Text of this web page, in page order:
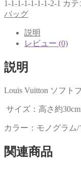
ト
ブ
ケ
ー
ビ
ジ
ネ
ス
ッ
グ
1-1-1-1-1-1-1-2-1 カテ
バッグ
説明
レビュー (0)
説明
Louis Vuitton ソフト
サイズ：高さ約
カラー：モノグラム/
関連商品